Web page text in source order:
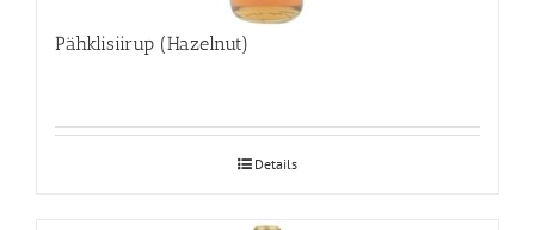
Pähklisiirup (Hazelnut)
Details